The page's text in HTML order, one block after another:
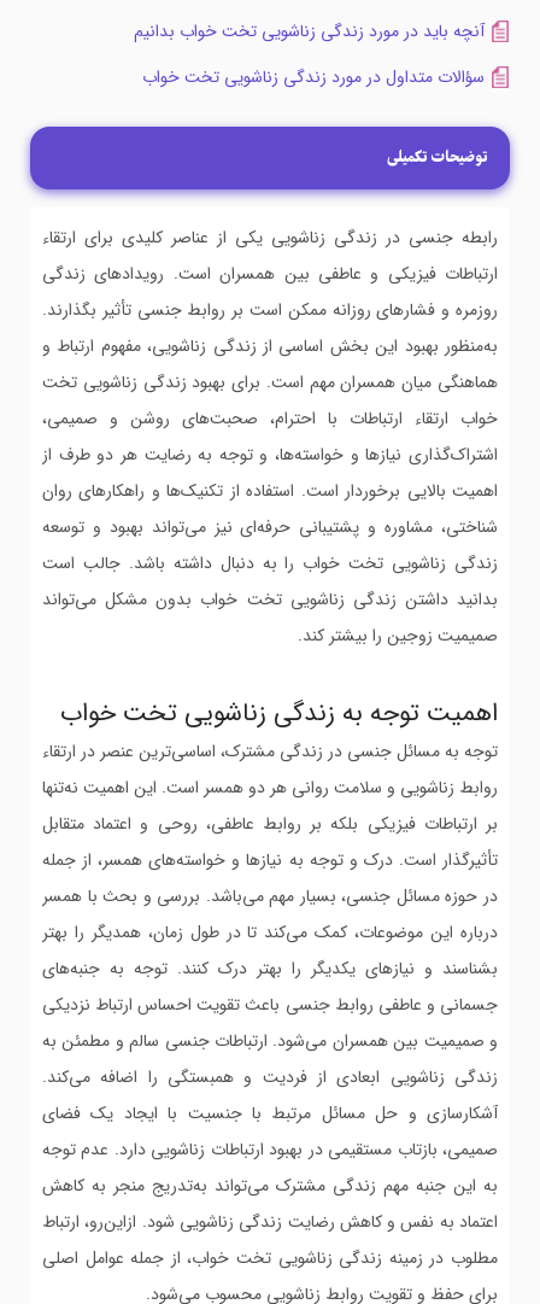
آنچه باید در مورد زندگی زناشویی تخت خواب بدانیم
سؤالات متداول در مورد زندگی زناشویی تخت خواب
توضیحات تکمیلی
رابطه جنسی در زندگی زناشویی یکی از عناصر کلیدی برای ارتقاء
ارتباطات فیزیکی و عاطفی بین همسران است. رویدادهای زندگی
روزمره و فشارهای روزانه ممکن است بر روابط جنسی تأثیر بگذارند.
به‌منظور بهبود این بخش اساسی از زندگی زناشویی، مفهوم ارتباط و
هماهنگی میان همسران مهم است. برای بهبود زندگی زناشویی تخت
خواب ارتقاء ارتباطات با احترام، صحبت‌های روشن و صمیمی،
اشتراک‌گذاری نیازها و خواسته‌ها، و توجه به رضایت هر دو طرف از
اهمیت بالایی برخوردار است. استفاده از تکنیک‌ها و راهکارهای روان‌
شناختی، مشاوره و پشتیبانی حرفه‌ای نیز می‌تواند بهبود و توسعه
زندگی زناشویی تخت خواب را به دنبال داشته باشد. جالب است
بدانید داشتن زندگی زناشویی تخت خواب بدون مشکل می‌تواند
صمیمیت زوجین را بیشتر کند.
اهمیت توجه به زندگی زناشویی تخت خواب
توجه به مسائل جنسی در زندگی مشترک، اساسی‌ترین عنصر در ارتقاء
روابط زناشویی و سلامت روانی هر دو همسر است. این اهمیت نه‌تنها
بر ارتباطات فیزیکی بلکه بر روابط عاطفی، روحی و اعتماد متقابل
تأثیرگذار است. درک و توجه به نیازها و خواسته‌های همسر، از جمله
در حوزه مسائل جنسی، بسیار مهم می‌باشد. بررسی و بحث با همسر
درباره این موضوعات، کمک می‌کند تا در طول زمان، همدیگر را بهتر
بشناسند و نیازهای یکدیگر را بهتر درک کنند. توجه به جنبه‌های
جسمانی و عاطفی روابط جنسی باعث تقویت احساس ارتباط نزدیکی
و صمیمیت بین همسران می‌شود. ارتباطات جنسی سالم و مطمئن به
زندگی زناشویی ابعادی از فردیت و همبستگی را اضافه می‌کند.
آشکارسازی و حل مسائل مرتبط با جنسیت با ایجاد یک فضای
صمیمی، بازتاب مستقیمی در بهبود ارتباطات زناشویی دارد. عدم توجه
به این جنبه مهم زندگی مشترک می‌تواند به‌تدریج منجر به کاهش
اعتماد به نفس و کاهش رضایت زندگی زناشویی شود. ازاین‌رو، ارتباط
مطلوب در زمینه زندگی زناشویی تخت خواب، از جمله عوامل اصلی
برای حفظ و تقویت روابط زناشویی محسوب می‌شود.